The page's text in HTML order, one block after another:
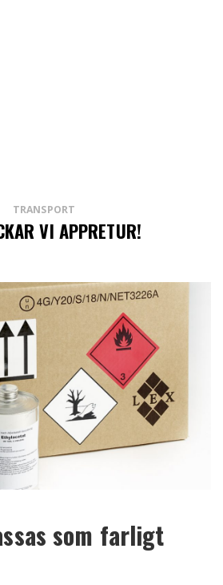
TRANSPORT
VI APPRETUR!
som farligt